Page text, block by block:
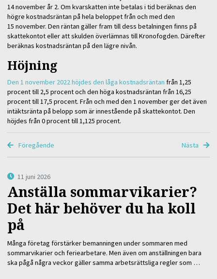
14 november år 2. Om kvarskatten inte betalas i tid beräknas den
högre kostnadsräntan på hela beloppet från och med den
15 november. Den räntan gäller fram till dess betalningen finns på
skattekontot eller att skulden överlämnas till Kronofogden. Därefter
beräknas kostnadsräntan på den lägre nivån.
Höjning
Den 1 november 2022 höjdes den låga kostnadsräntan från 1,25
procent till 2,5 procent och den höga kostnadsräntan från 16,25
procent till 17,5 procent. Från och med den 1 november ger det även
intäktsränta på belopp som är innestående på skattekontot. Den
höjdes från 0 procent till 1,125 procent.
Föregående Nästa
11 juni 2026
Anställa sommarvikarier?
Det här behöver du ha koll
på
Många företag förstärker bemanningen under sommaren med
sommarvikarier och feriearbetare. Men även om anställningen bara
ska pågå några veckor gäller samma arbetsrättsliga regler som …